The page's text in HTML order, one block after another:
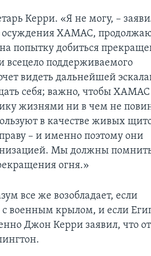
Керри. «Я не могу, –
осуждения ХАМАС,
попытку добиться
всецело поддерживаемого
видеть дальнейшей
себя; важно, чтобы ХАМАС
жизнями ни в чем не
в качестве живых
– и именно поэтому они
Мы должны
огня.»
все же возобладает, если
военным крылом, и если
Джон Керри заявил, что